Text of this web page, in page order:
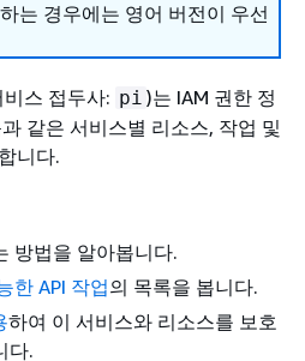
는 경우에는 영어 버전이 우선
스 접두사: pi )는 IAM 권한 정
같은 서비스별 리소스, 작업 및
니다.
방법을 알아봅니다.
한 API 작업의 목록을 봅니다.
하여 이 서비스와 리소스를 보호
다.